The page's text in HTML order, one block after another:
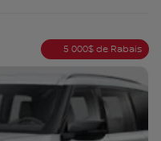
5 000$ de Rabais